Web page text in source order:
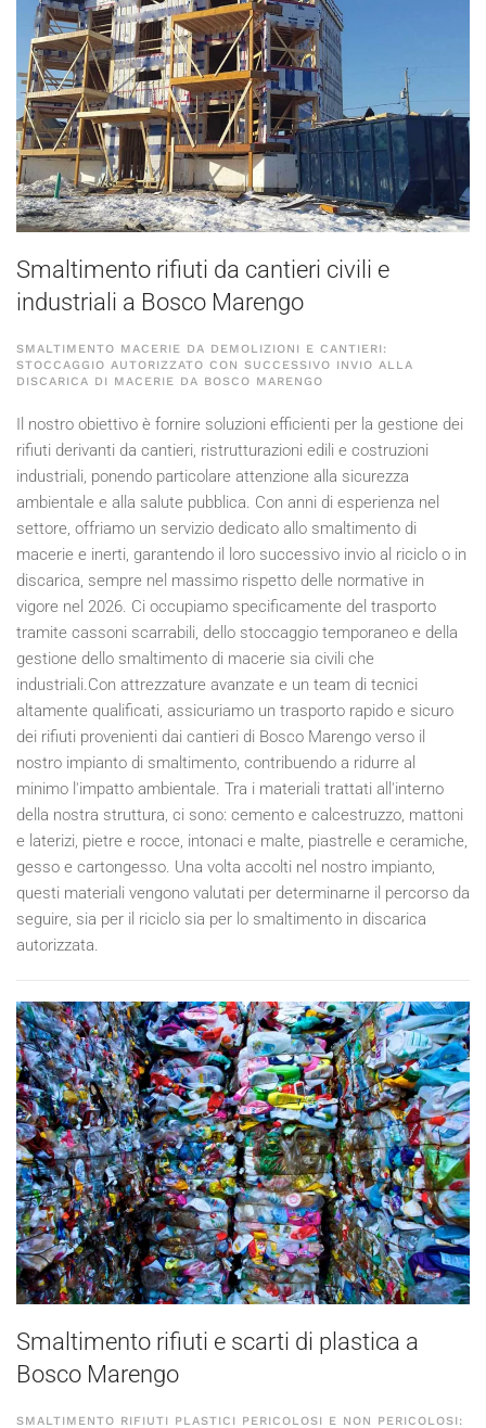
Smaltimento rifiuti da cantieri civili e
industriali a Bosco Marengo
SMALTIMENTO MACERIE DA DEMOLIZIONI E CANTIERI:
STOCCAGGIO AUTORIZZATO CON SUCCESSIVO INVIO ALLA
DISCARICA DI MACERIE DA BOSCO MARENGO
Il nostro obiettivo è fornire soluzioni efficienti per la gestione dei
rifiuti derivanti da cantieri, ristrutturazioni edili e costruzioni
industriali, ponendo particolare attenzione alla sicurezza
ambientale e alla salute pubblica. Con anni di esperienza nel
settore, offriamo un servizio dedicato allo smaltimento di
macerie e inerti, garantendo il loro successivo invio al riciclo o in
discarica, sempre nel massimo rispetto delle normative in
vigore nel 2026. Ci occupiamo specificamente del trasporto
tramite cassoni scarrabili, dello stoccaggio temporaneo e della
gestione dello smaltimento di macerie sia civili che
industriali.Con attrezzature avanzate e un team di tecnici
altamente qualificati, assicuriamo un trasporto rapido e sicuro
dei rifiuti provenienti dai cantieri di Bosco Marengo verso il
nostro impianto di smaltimento, contribuendo a ridurre al
minimo l'impatto ambientale. Tra i materiali trattati all'interno
della nostra struttura, ci sono: cemento e calcestruzzo, mattoni
e laterizi, pietre e rocce, intonaci e malte, piastrelle e ceramiche,
gesso e cartongesso. Una volta accolti nel nostro impianto,
questi materiali vengono valutati per determinarne il percorso da
seguire, sia per il riciclo sia per lo smaltimento in discarica
autorizzata.
Smaltimento rifiuti e scarti di plastica a
Bosco Marengo
SMALTIMENTO RIFIUTI PLASTICI PERICOLOSI E NON PERICOLOSI: